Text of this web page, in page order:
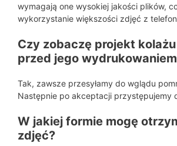
wymagają one wysokiej jakości plików,
wykorzystanie większości zdjęć z
Czy zobaczę projekt
przed jego
Tak, zawsze przesyłamy do wglądu
Następnie po akceptacji przystępujemy
W jakiej formie mogę
zdjęć?